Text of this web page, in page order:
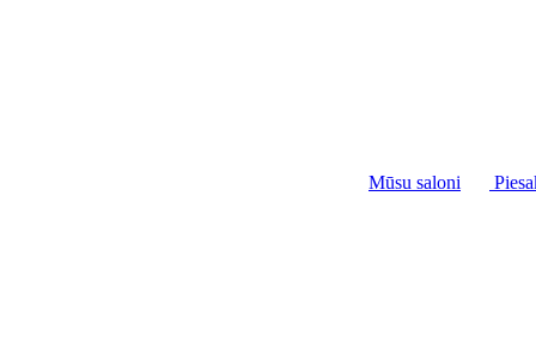
Mūsu saloni